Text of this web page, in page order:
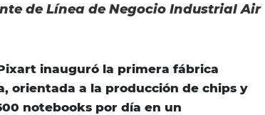
de Línea de Negocio Industrial Air
inauguró la primera fábrica
orientada a la producción de chips y
notebooks por día en un